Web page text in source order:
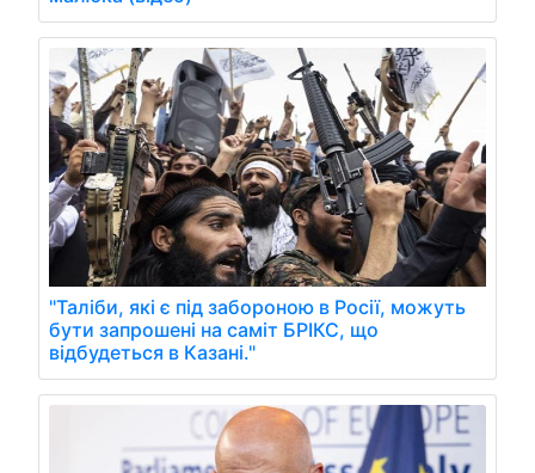
"Таліби, які є під забороною в Росії, можуть
бути запрошені на саміт БРІКС, що
відбудеться в Казані."